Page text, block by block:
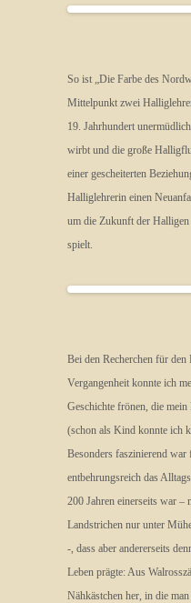
So ist „Die Farbe des
Mittelpunkt zwei
19. Jahrhundert
wirbt und die große
einer gescheiterten
Halliglehrerin einen
um die Zukunft der
spielt.
Bei den Recherchen für
Vergangenheit konnte ich
Geschichte frönen, die
(schon als Kind konnte ich
Besonders faszinierend
entbehrungsreich das
200 Jahren einerseits war –
Landstrichen nur unter
-, dass aber andererseits
Leben prägte: Aus
Nähkästchen her, in die